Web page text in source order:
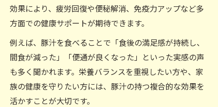
効果により、疲労回復や便秘解消、免疫力アップなど多
方面での健康サポートが期待できます。
例えば、豚汁を食べることで「食後の満足感が持続し、
間食が減った」「便通が良くなった」といった実感の声
も多く聞かれます。栄養バランスを重視したい方や、家
族の健康を守りたい方には、豚汁の持つ複合的な効果を
活かすことが大切です。